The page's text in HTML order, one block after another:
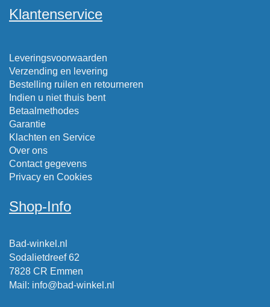
Klantenservice
Leveringsvoorwaarden
Verzending en levering
Bestelling ruilen en retourneren
Indien u niet thuis bent
Betaalmethodes
Garantie
Klachten en Service
Over ons
Contact gegevens
Privacy en Cookies
Shop-Info
Bad-winkel.nl
Sodalietdreef 62
7828 CR Emmen
Mail : info@bad-winkel.nl